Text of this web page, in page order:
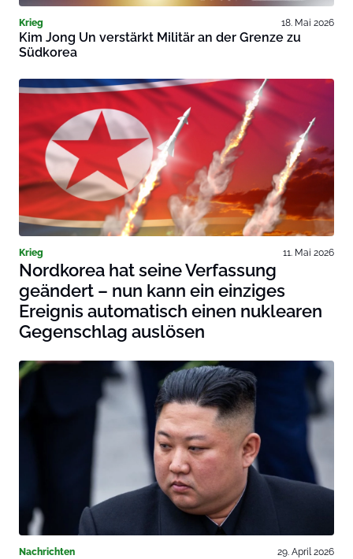
Krieg 18. Mai 2026
Kim Jong Un verstärkt Militär an der Grenze zu
Südkorea
Krieg 11. Mai 2026
Nordkorea hat seine Verfassung
geändert – nun kann ein einziges
Ereignis automatisch einen nuklearen
Gegenschlag auslösen
Nachrichten 29. April 2026